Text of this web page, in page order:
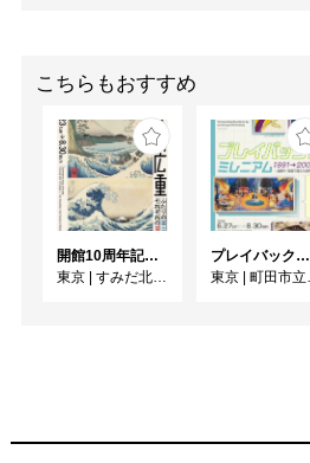
こちらもおすすめ
開館10周年記念 「北斎 広重 ふたりの富士、それぞれの富士」
東京
すみだ北斎美術館
プレイバック！ミレニアム1991→2001 版画が／版画で越えた境界
東京
町田市立国際版画美術館